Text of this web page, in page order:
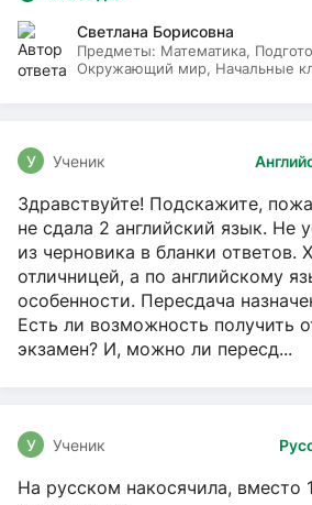
Светлана Борисовна
Предметы: Математика,
Окружающий мир, Начальные
У Ученик
Здравствуйте! Подскажите,
не сдала 2 английский язык. Не
из черновика в бланки ответов.
отличницей, а по английскому
особенности. Пересдача
Есть ли возможность получить
экзамен? И, можно ли пересд...
У Ученик
На русском накосячила, вместо